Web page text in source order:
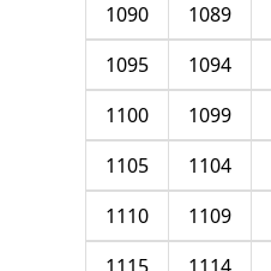
1089
1090
1094
1095
1099
1100
1104
1105
1109
1110